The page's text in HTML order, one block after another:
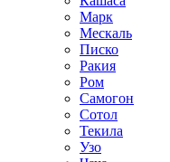
Марк
Мескаль
Писко
Ракия
Ром
Самогон
Сотол
Текила
Узо